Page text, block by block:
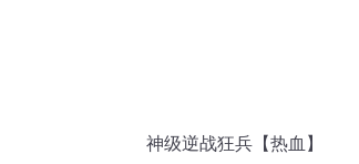
神级逆战狂兵【热血】